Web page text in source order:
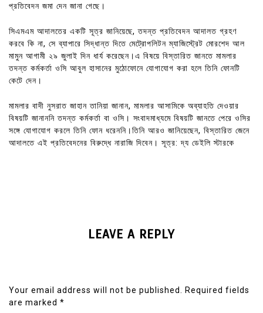
প্রতিবেদন জমা দেন জানা গেছে।
সিএমএম আদালতের একটি সূত্র জানিয়েছে, তদন্ত প্রতিবেদন আদালত গ্রহণ
করবে কি না, সে ব্যাপারে সিদ্ধান্ত দিতে মেট্রোপলিটন ম্যাজিস্ট্রেট মোরশেদ আল
মামুন আগামী ২৯ জুলাই দিন ধার্য করেছেন।এ বিষয়ে বিস্তারিত জানতে মামলার
তদন্ত কর্মকর্তা ওসি আবুল হাসানের মুঠোফোনে যোগাযোগ করা হলে তিনি ফোনটি
কেটে দেন।
মামলার বাদী নুসরাত জাহান তানিয়া জানান, মামলার আসামিকে অব্যাহতি দেওয়ার
বিষয়টি জানাননি তদন্ত কর্মকর্তা বা ওসি। সংবাদমাধ্যমে বিষয়টি জানতে পেরে ওসির
সঙ্গে যোগাযোগ করলে তিনি ফোন ধরেননি।তিনি আরও জানিয়েছেন, বিস্তারিত জেনে
আদালতে এই প্রতিবেদনের বিরুদ্ধে নারাজি দিবেন। সূত্র: দ্য ডেইলি স্টারকে
LEAVE A REPLY
Your email address will not be published.
Required fields
are marked *